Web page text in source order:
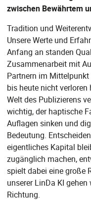
zwischen Bewährtem
Tradition und
Unsere Werte und
Anfang an standen
Zusammenarbeit mit
Partnern im
bis heute nicht
Welt des Publizierens
wichtig, der haptische
Auflagen sinken und
Bedeutung.
eigentliches Kapital
zugänglich machen,
spielt dabei eine große
unserer LinDa KI
Richtung.